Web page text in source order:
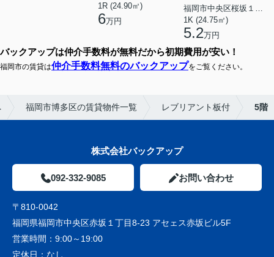
1R (24.90㎡)
6万円
1K (24.75㎡)
5.2万円
バックアップは仲介手数料が無料だから初期費用が安い！
福岡市の賃貸は仲介手数料無料のバックアップをご覧ください。
福岡市博多区の賃貸物件一覧 レブリアント板付 5階
株式会社バックアップ
092-332-9085 お問い合わせ
〒810-0042
福岡県福岡市中央区赤坂１丁目8-23 アセェス赤坂ビル5F
営業時間： 9:00～19:00
定休日： なし